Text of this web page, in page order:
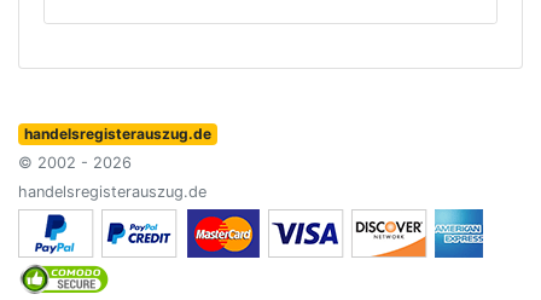
handelsregisterauszug.de
© 2002 - 2026
handelsregisterauszug.de